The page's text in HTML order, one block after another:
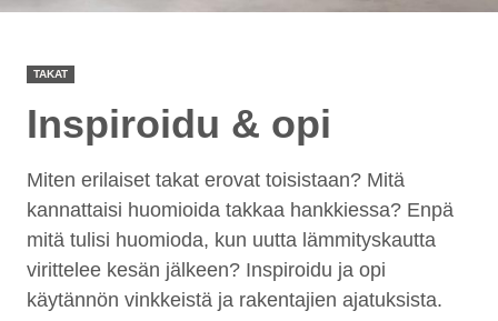
TAKAT
Inspiroidu & opi
Miten erilaiset takat erovat toisistaan? Mitä
kannattaisi huomioida takkaa hankkiessa? Enpä
mitä tulisi huomioda, kun uutta lämmityskautta
virittelee kesän jälkeen? Inspiroidu ja opi
käytännön vinkkeistä ja rakentajien ajatuksista.